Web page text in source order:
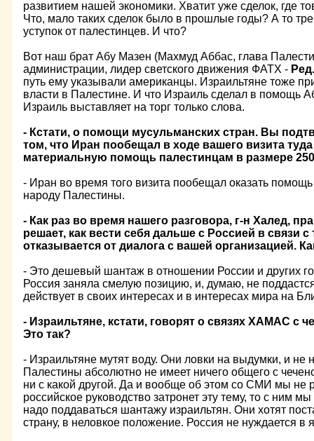
развитием нашей экономики. Хватит уже сделок, где
Что, мало таких сделок было в прошлые годы? А то
уступок от палестинцев. И что?
Вот наш брат Абу Мазен (Махмуд Аббас, глава
администрации, лидер светского движения ФАТХ - Ред.
путь ему указывали американцы. Израильтяне тоже
власти в Палестине. И что Израиль сделал в помощь
Израиль выставляет на торг только слова.
- Кстати, о помощи мусульманских стран. Вы
том, что Иран пообещал в ходе вашего визита
материальную помощь палестинцам в размере
- Иран во время того визита пообещал оказать
народу Палестины.
- Как раз во время нашего разговора, г-н Халед,
решает, как вести себя дальше с Россией в связи с
отказывается от диалога с вашей организацией.
- Это дешевый шантаж в отношении России и других
Россия заняла смелую позицию, и, думаю, не
действует в своих интересах и в интересах мира на
- Израильтяне, кстати, говорят о связях ХАМАС с
Это так?
- Израильтяне мутят воду. Они ловки на выдумки, и не
Палестины абсолютно не имеет ничего общего с
ни с какой другой. Да и вообще об этом со СМИ мы не
российское руководство затронет эту тему, то с ним
надо поддаваться шантажу израильтян. Они хотят
страну, в неловкое положение. Россия не нуждается в